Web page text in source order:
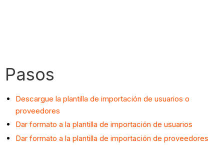
Pasos
Descargue la plantilla de importación de usuarios o
proveedores
Dar formato a la plantilla de importación de usuarios
Dar formato a la plantilla de importación de proveedores